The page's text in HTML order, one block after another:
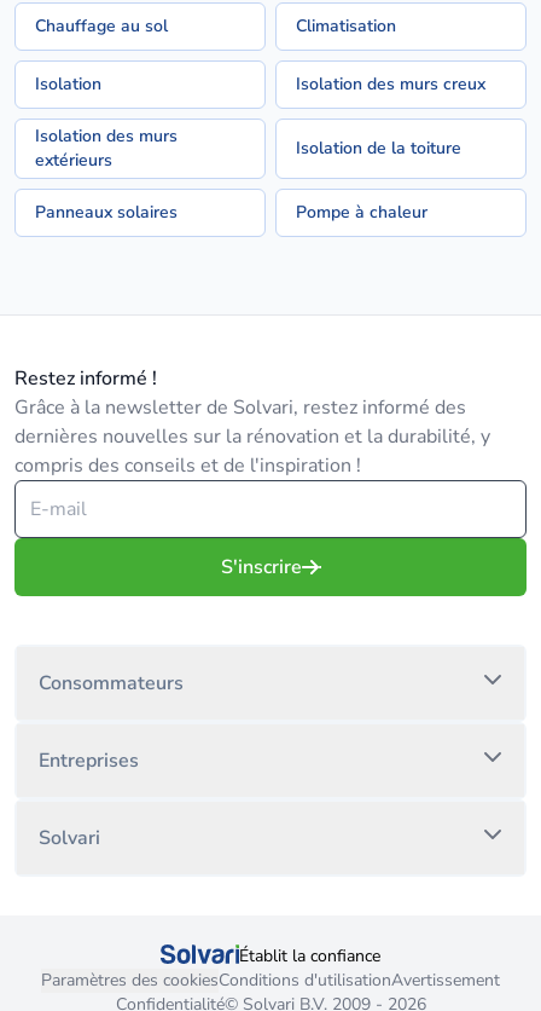
Chauffage au sol Climatisation
Isolation Isolation des murs creux
Isolation des murs
extérieurs
Isolation de la toiture
Panneaux solaires Pompe à chaleur
Restez informé !
Grâce à la newsletter de Solvari, restez informé des
dernières nouvelles sur la rénovation et la durabilité, y
compris des conseils et de l'inspiration !
S'inscrire
Consommateurs
Entreprises
Solvari
Établit la confiance
Paramètres des cookiesConditions d'utilisationAvertissement
Confidentialité© Solvari B.V. 2009 - 2026